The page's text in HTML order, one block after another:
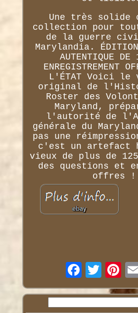
Une très solide
collection pour
de la guerre
Marylandia. ÉDITION
AUTENTIQUE
ENREGISTREMENT
L'ÉTAT Voici le
original de
Roster des
Maryland,
l'autorité de
générale du
pas une
c'est un artefact
vieux de plus de
des questions et
offres !